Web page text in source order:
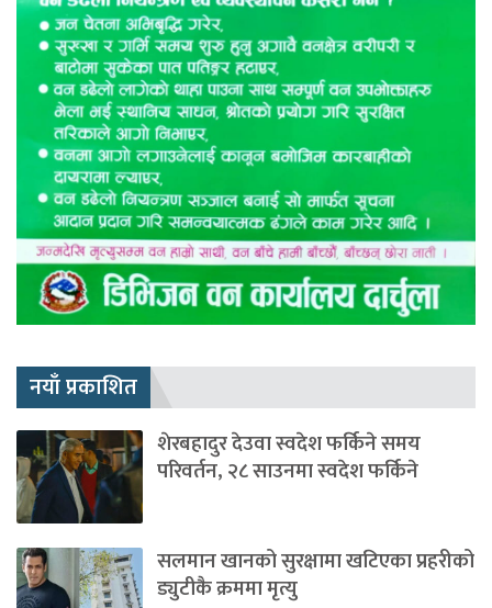
नयाँ प्रकाशित
शेरबहादुर देउवा स्वदेश फर्किने समय
परिवर्तन, २८ साउनमा स्वदेश फर्किने
सलमान खानको सुरक्षामा खटिएका प्रहरीको
ड्युटीकै क्रममा मृत्यु